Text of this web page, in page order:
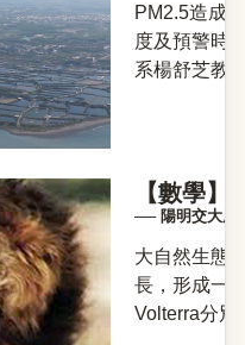
PM2.5造成
度及預警時
系楊舒芝教
【數學
── 陽明交大應
大自然生態
長，形成一
Volterra分別